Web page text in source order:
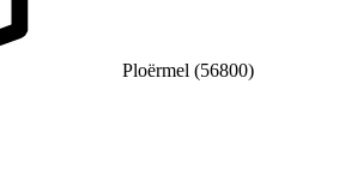
Ploërmel (56800)